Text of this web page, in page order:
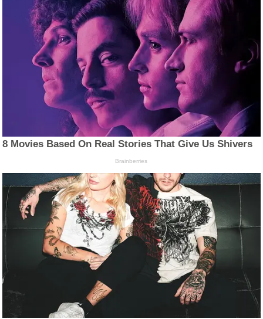
8 Movies Based On Real Stories That Give Us Shivers
Brainberries